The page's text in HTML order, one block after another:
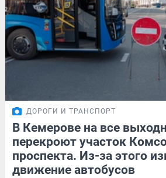
ДОРОГИ И ТРАНСПОРТ
В Кемерове на все
перекроют участок
проспекта. Из-за этого
движение автобусов